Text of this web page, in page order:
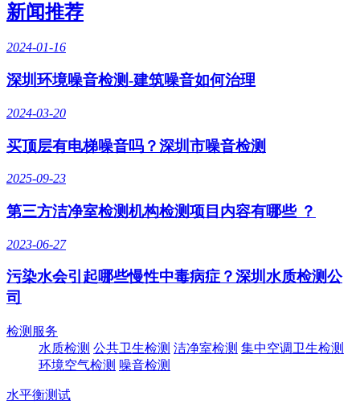
新闻推荐
2024-01-16
深圳环境噪音检测-建筑噪音如何治理
2024-03-20
买顶层有电梯噪音吗？深圳市噪音检测
2025-09-23
第三方洁净室检测机构检测项目内容有哪些 ？
2023-06-27
污染水会引起哪些慢性中毒病症？深圳水质检测公
司
检测服务
水质检测 公共卫生检测 洁净室检测 集中空调卫生检测
环境空气检测 噪音检测
水平衡测试